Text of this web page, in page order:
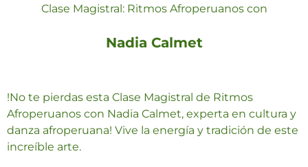
Clase Magistral: Ritmos Afroperuanos con
Nadia Calmet
!No te pierdas esta Clase Magistral de Ritmos
Afroperuanos con Nadia Calmet, experta en cultura y
danza afroperuana! Vive la energía y tradición de este
increíble ­arte.